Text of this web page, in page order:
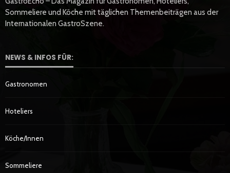
Sommeliere und Köche mit täglichen Themenbeiträgen aus der
Internationalen GastroSzene.
NEWS & INFOS FÜR:
Gastronomen
Hoteliers
Köche/innen
Sommeliere